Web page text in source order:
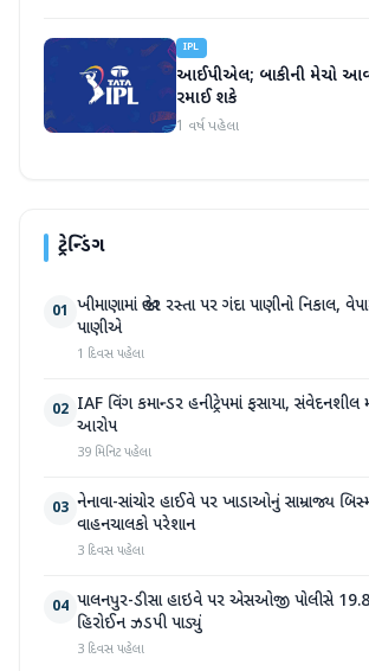
IPL
આઈપીએલ; બાકીની મેચો
રમાઈ શકે
1 વર્ષ પહેલા
ટ્રેન્ડિંગ
01 ખીમાણામાં જાહેર રસ્તા પર ગંદા પાણીનો નિકાલ,
પાણીએ
1 દિવસ પહેલા
02 IAF વિંગ કમાન્ડર હનીટ્રેપમાં ફસાયા, સંવેદનશીલ
આરોપ
39 મિનિટ પહેલા
03 નેનાવા-સાંચોર હાઈવે પર ખાડાઓનું સામ્રાજ્ય
વાહનચાલકો પરેશાન
3 દિવસ પહેલા
04 પાલનપુર-ડીસા હાઇવે પર એસઓજી પોલીસે
હિરોઈન ઝડપી પાડ્યું
3 દિવસ પહેલા